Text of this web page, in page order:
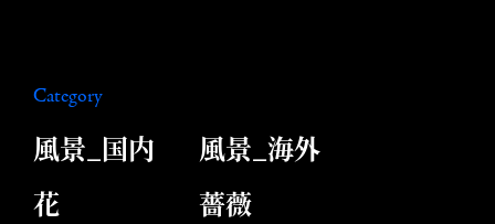
Category
風景_国内
風景_海外
花
薔薇